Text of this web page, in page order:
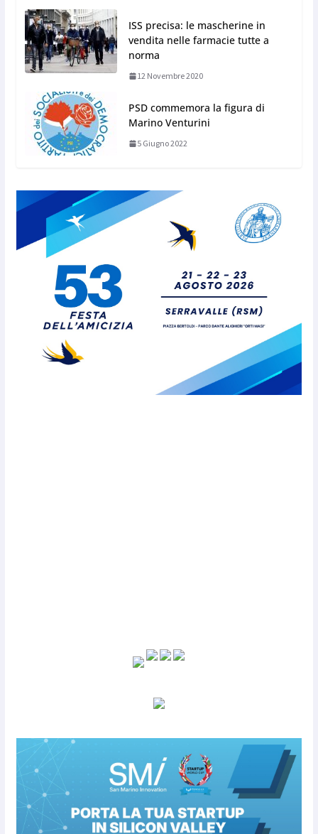
ISS precisa: le mascherine in
vendita nelle farmacie tutte a
norma
12 Novembre 2020
PSD commemora la figura di
Marino Venturini
5 Giugno 2022